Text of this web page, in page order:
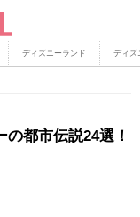
ディズニーランド ディズ
の都市伝説24選！